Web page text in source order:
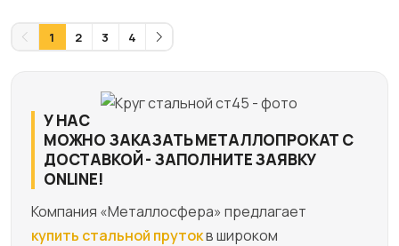
1 2 3 4
У НАС
МОЖНО ЗАКАЗАТЬ МЕТАЛЛОПРОКАТ С
ДОСТАВКОЙ - ЗАПОЛНИТЕ ЗАЯВКУ
ONLINE!
Компания «Металлосфера» предлагает
купить стальной прутокв широком